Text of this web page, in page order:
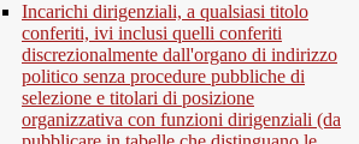
Incarichi dirigenziali, a qualsiasi titolo
conferiti, ivi inclusi quelli conferiti
discrezionalmente dall'organo di indirizzo
politico senza procedure pubbliche di
selezione e titolari di posizione
organizzativa con funzioni dirigenziali (da